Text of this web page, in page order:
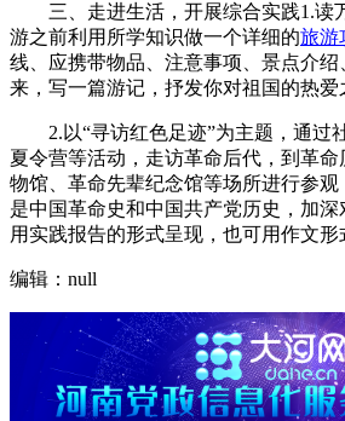
三、走进生活，开展综合实践1.读
游之前利用所学知识做一个详细的旅游
线、应携带物品、注意事项、景点介
来，写一篇游记，抒发你对祖国的热爱
2.以“寻访红色足迹”为主题，通过社
夏令营等活动，走访革命后代，到革
物馆、革命先辈纪念馆等场所进行参观
是中国革命史和中国共产党历史，加
用实践报告的形式呈现，也可用作文形
编辑：null